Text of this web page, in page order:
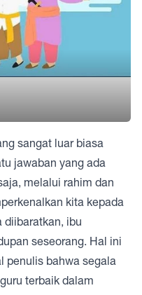
sangat luar biasa
jawaban yang ada
melalui rahim dan
kita kepada
diibaratkan, ibu
seseorang. Hal ini
penulis bahwa segala
terbaik dalam